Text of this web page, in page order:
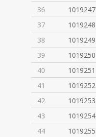
36 1019247
37 1019248
38 1019249
39 1019250
40 1019251
41 1019252
42 1019253
43 1019254
44 1019255